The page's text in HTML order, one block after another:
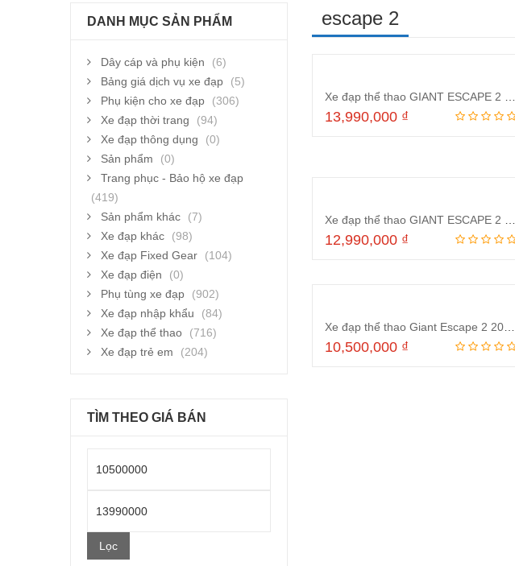
escape 2
13,990,000 ₫
12,990,000 ₫
10,500,000 ₫
DANH MỤC SẢN PHẨM
Dây cáp và phụ kiện
(6)
Bảng giá dịch vụ xe đạp
(5)
Phụ kiện cho xe đạp
(306)
Xe đạp thời trang
(94)
Xe đạp thông dụng
(0)
Sản phẩm
(0)
Trang phục - Bảo hộ xe đạp
(419)
Sản phẩm khác
(7)
Xe đạp khác
(98)
Xe đạp Fixed Gear
(104)
Xe đạp điện
(0)
Phụ tùng xe đạp
(902)
Xe đạp nhập khẩu
(84)
Xe đạp thể thao
(716)
Xe đạp trẻ em
(204)
TÌM THEO GIÁ BÁN
nhất
cao
nhất
Lọc